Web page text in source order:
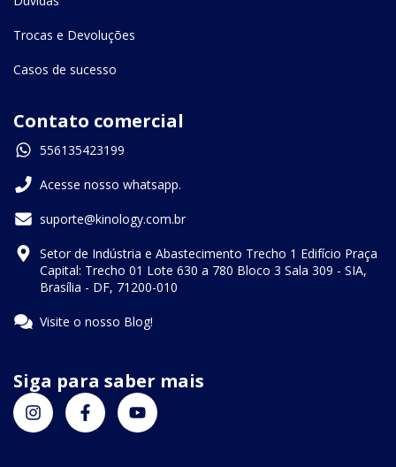
Trocas e Devoluções
Casos de sucesso
Contato comercial
556135423199
Acesse nosso whatsapp.
suporte@kinology.com.br
Setor de Indústria e Abastecimento Trecho 1 Edifício Praça
Capital: Trecho 01 Lote 630 a 780 Bloco 3 Sala 309 - SIA,
Brasília - DF, 71200-010
Visite o nosso Blog!
Siga para saber mais